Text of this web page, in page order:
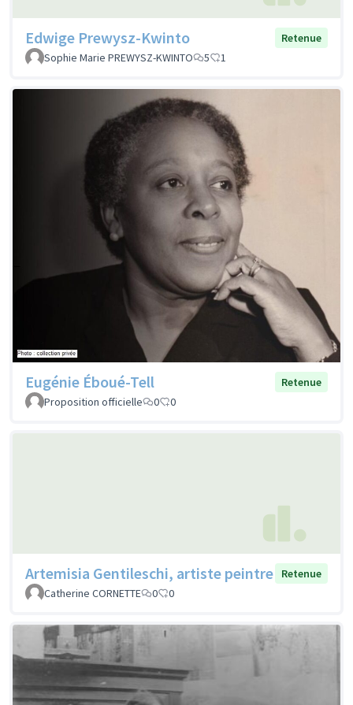
Edwige Prewysz-Kwinto
Retenue
Sophie Marie PREWYSZ-KWINTO
5 1
Eugénie Éboué-Tell
Retenue
Proposition officielle
0 0
Artemisia Gentileschi, artiste peintre
Retenue
Catherine CORNETTE
0 0